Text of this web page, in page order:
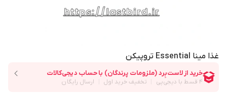
غذا مینا Essential تروپیکن